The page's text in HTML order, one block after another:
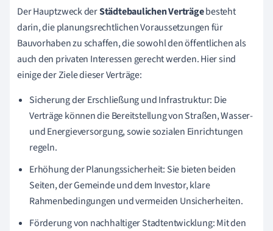
Der Hauptzweck derStädtebaulichen Verträgebesteht
darin, die planungsrechtlichen Voraussetzungen für
Bauvorhaben zu schaffen, die sowohl den öffentlichen als
auch den privaten Interessen gerecht werden. Hier sind
einige der Ziele dieser Verträge:
Sicherung der Erschließung und Infrastruktur: Die
Verträge können die Bereitstellung von Straßen, Wasser-
und Energieversorgung, sowie sozialen Einrichtungen
regeln.
Erhöhung der Planungssicherheit: Sie bieten beiden
Seiten, der Gemeinde und dem Investor, klare
Rahmenbedingungen und vermeiden Unsicherheiten.
Förderung von nachhaltiger Stadtentwicklung: Mit den